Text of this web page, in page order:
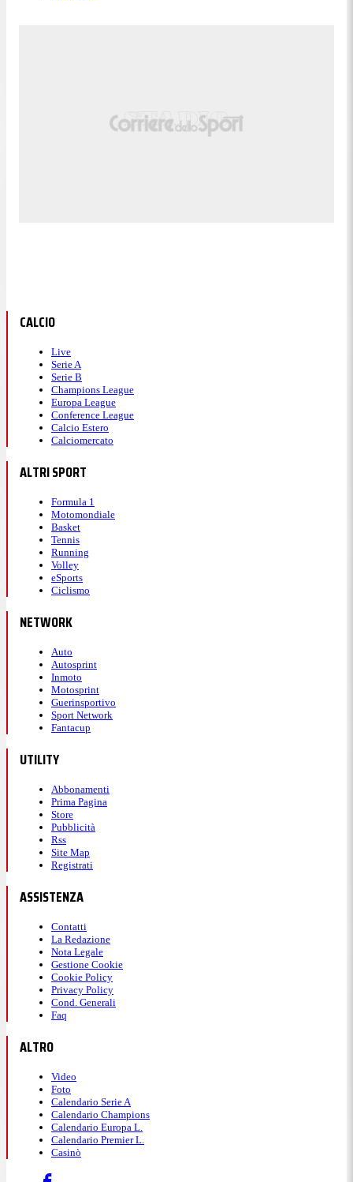
CALCIO
Live
Serie A
Serie B
Champions League
Europa League
Conference League
Calcio Estero
Calciomercato
ALTRI SPORT
Formula 1
Motomondiale
Basket
Tennis
Running
Volley
eSports
Ciclismo
NETWORK
Auto
Autosprint
Inmoto
Motosprint
Guerinsportivo
Sport Network
Fantacup
UTILITY
Abbonamenti
Prima Pagina
Store
Pubblicità
Rss
Site Map
Registrati
ASSISTENZA
Contatti
La Redazione
Nota Legale
Gestione Cookie
Cookie Policy
Privacy Policy
Cond. Generali
Faq
ALTRO
Video
Foto
Calendario Serie A
Calendario Champions
Calendario Europa L.
Calendario Premier L.
Casinò